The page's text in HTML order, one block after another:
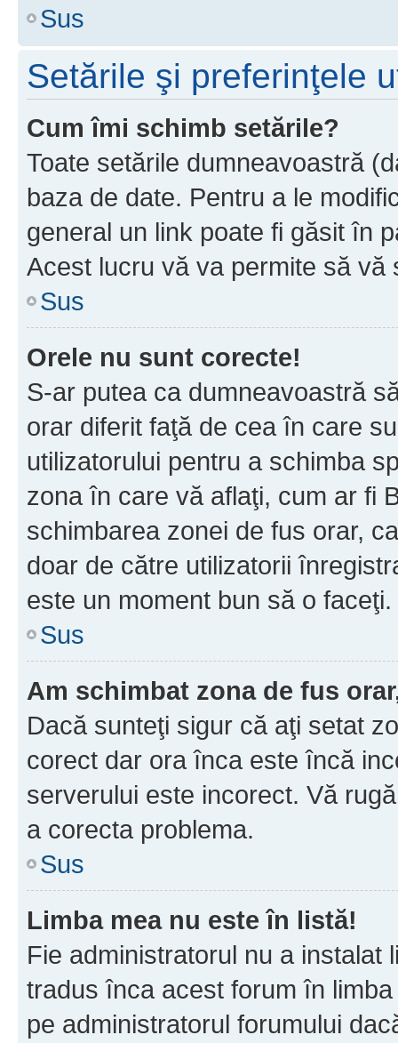
Sus
Setările şi preferinţele
Cum îmi schimb setările?
Toate setările dumneavoastră
baza de date. Pentru a le
general un link poate fi găsit în
Acest lucru vă va permite să vă
Sus
Orele nu sunt corecte!
S-ar putea ca dumneavoastră
orar diferit faţă de cea în care
utilizatorului pentru a schimba
zona în care vă aflaţi, cum ar fi
schimbarea zonei de fus orar,
doar de către utilizatorii
este un moment bun să o faceţi.
Sus
Am schimbat zona de fus
Dacă sunteţi sigur că aţi setat
corect dar ora înca este încă
serverului este incorect. Vă
a corecta problema.
Sus
Limba mea nu este în listă!
Fie administratorul nu a instalat
tradus înca acest forum în
pe administratorul forumului